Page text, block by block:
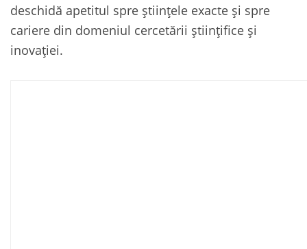
deschidă apetitul spre științele exacte și spre
cariere din domeniul cercetării științifice și
inovației.